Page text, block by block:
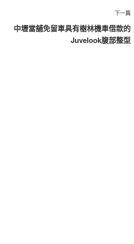
下
一
下一篇
中壢當舖免留車具有樹林機車借款的
Juvelook腹部整型